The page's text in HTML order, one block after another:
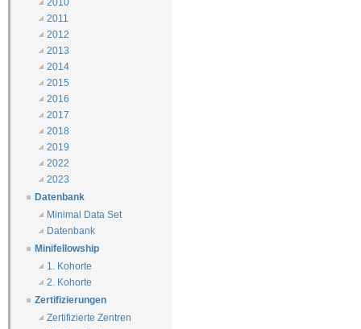
2010
2011
2012
2013
2014
2015
2016
2017
2018
2019
2022
2023
Datenbank
Minimal Data Set
Datenbank
Minifellowship
1. Kohorte
2. Kohorte
Zertifizierungen
Zertifizierte Zentren